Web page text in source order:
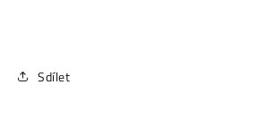
Sdílet